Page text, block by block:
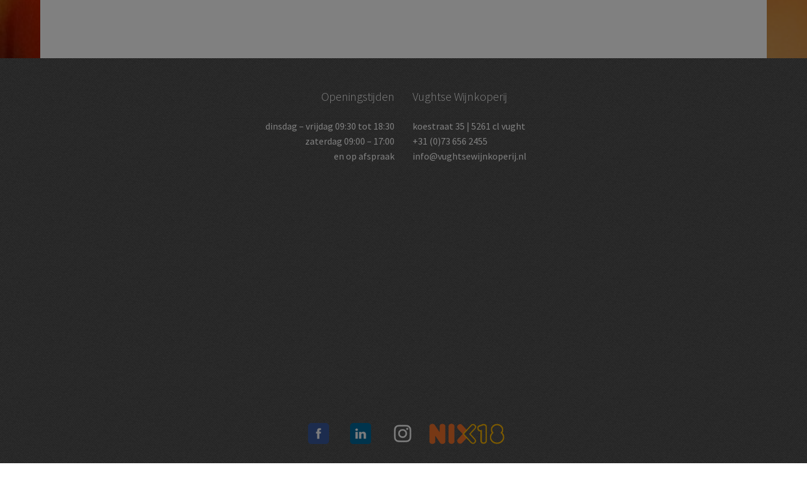
Openingstijden
dinsdag – vrijdag 09:30 tot 18:30
zaterdag 09:00 – 17:00
en op afspraak
Vughtse Wijnkoperij
koestraat 35 | 5261 cl vught
+31 (0)73 656 2455
info@vughtsewijnkoperij.nl